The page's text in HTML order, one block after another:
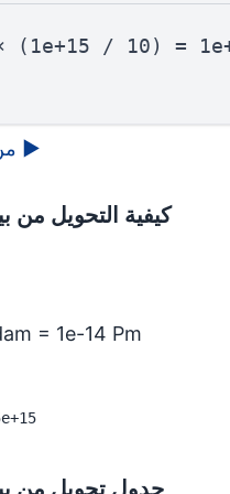
(1e+15 / 10) =
▶
كيفية التحويل من
= 1e-14 Pm
جدول تحويل من